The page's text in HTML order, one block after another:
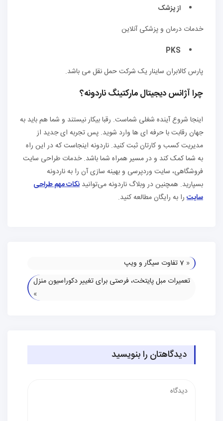
از پزشک
خدمات درمان و پزشکی آنلاین
PKS
پارس کالابران ساینار یک شرکت حمل نقل می باشد.
چرا آژانس دیجیتال مارکتینگ ناردونه؟
اینجا شروع آینده شغلی شماست. رقبا بیکار نیستند و شما هم باید به
جهان رقابت با حرفه ای ها وارد شوید. پس تجربه ای جدید از
مدیریت کسب و کارتان ثبت کنید. ناردونه اینجاست که در این راه
به شما کمک کند و در مسیر همراه شما باشد. خدمات طراحی سایت
فروشگاهی، سایت وردپرسی و بهینه سازی آن را به ناردونه
بسپارید. همچنین در وبلاگ ناردونه می‌توانید نکات مهم طراحی
سایت را به رایگان مطالعه کنید.
« 7 تفاوت سیگار و ویپ
تعمیرات مبل پایتخت، فرصتی برای تغییر دکوراسیون منزل
»
دیدگاهتان را بنویسید